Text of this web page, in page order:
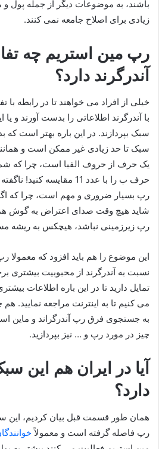
باشند، به موضوعات دیگر از جمله پول و
زیادی برای اصلاح جامعه نمی کنند.
رپ مین استریم چه
آندرگرند دارد؟
خیلی از افراد می خواهند تا در رابطه
با آندرگرند اطلاعاتی را بدست آورند و یا
سبک بپردازند. در این باره بهتر است که
سبک تا حد زیادی غیر ممکن است و
یک حرف از حروف الفبا است، چرا که
حرف ب را با عدد 11 مقایسه
رپ بسیار ضروری و مهم است، چرا که
شاید هیچ وقت صدای اعتراض به گوش
رپ زیرزمینی نباشد، هیچکس به ریشه
این موضوع را هم باید افزود که معمولا
نسبت به آندرگرند از محبوبیت بیشتری
تمایل دارید تا در این باره اطلاعات
می کنیم تا به اینترنت مراجعه نمایید. هم
به جستجوی فرق رپ آندرگراند و ماین
چیز در مورد رپ و … نیز بپردازید.
آیا در ایران هم این
دارد؟
همان طور قسمت قبل بیان کردیم، این
رپ فاصله گرفته است و معمولاً